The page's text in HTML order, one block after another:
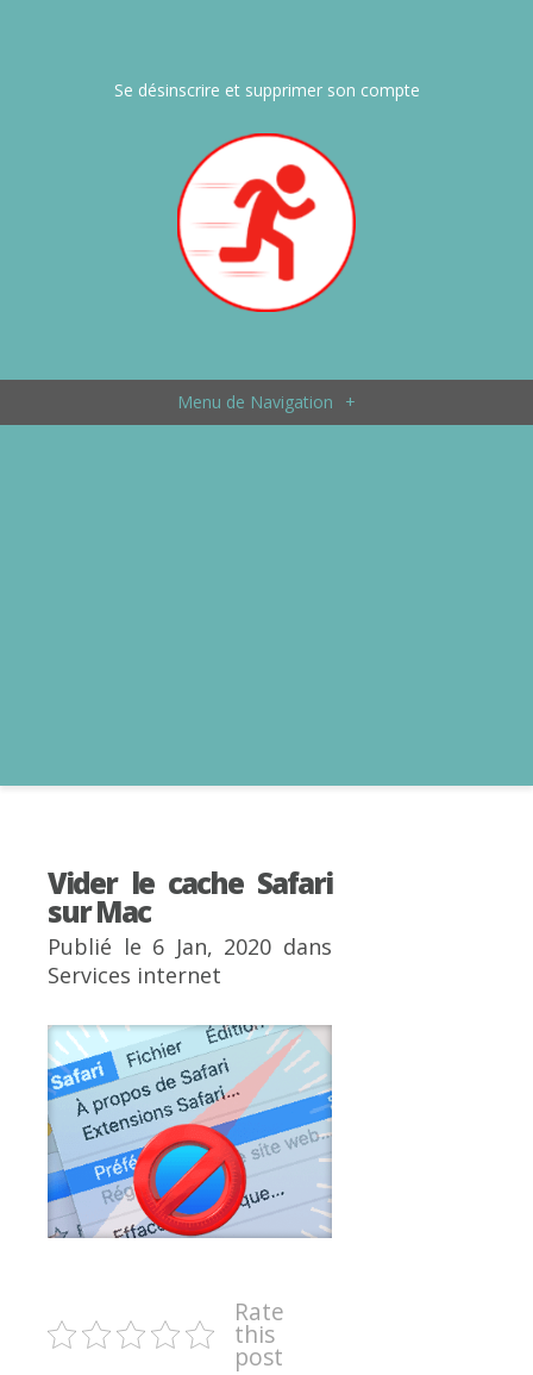
Se désinscrire et supprimer son compte
Menu de Navigation +
Vider le cache Safari
sur Mac
Publié le 6 Jan, 2020 dans
Services internet
Rate
this
post